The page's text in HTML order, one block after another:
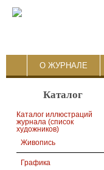
О ЖУРНАЛЕ
Каталог
Каталог иллюстраций
журнала (список
художников)
Живопись
Графика